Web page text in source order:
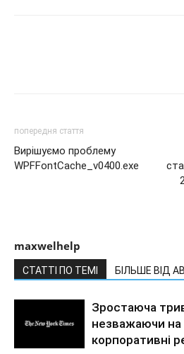
попередня стаття
Вирішуємо проблему
WPFFontCache_v0400.exe
maxwelhelp
СТАТТІ ПО ТЕМІ БІЛЬШЕ ВІД
Зростаюча
незважаючи на
корпоративні